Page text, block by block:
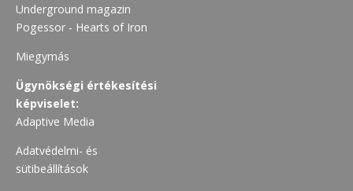
Underground magazin
Pogessor - Hearts of Iron
Miegymás
Ügynökségi értékesítési
képviselet:
Adaptive Media
Adatvédelmi- és
sütibeállítások